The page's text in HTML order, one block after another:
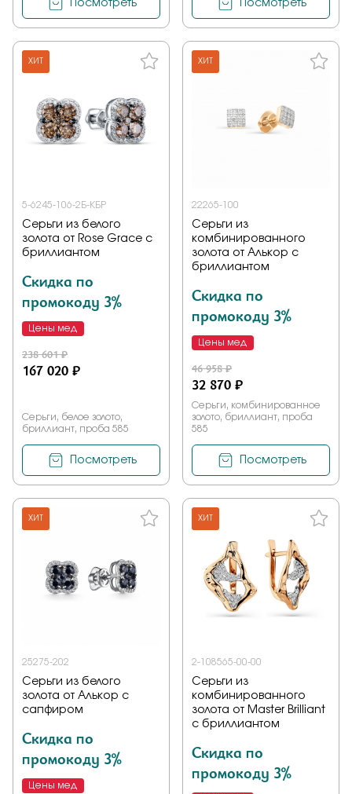
Посмотреть Посмотреть
ХИТ
5-6245-106-2Б-КБР
Серьги из белого
золота от Rose Grace с
бриллиантом
Скидка по
промокоду 3%
Цены мед
238 601 ₽
167 020 ₽
Серьги, белое золото,
бриллиант, проба 585
Посмотреть
ХИТ
22265-100
Серьги из
комбинированного
золота от Алькор с
бриллиантом
Скидка по
промокоду 3%
Цены мед
46 958 ₽
32 870 ₽
Серьги, комбинированное
золото, бриллиант, проба
585
Посмотреть
ХИТ
25275-202
Серьги из белого
золота от Алькор с
сапфиром
Скидка по
промокоду 3%
Цены мед
ХИТ
2-108565-00-00
Серьги из
комбинированного
золота от Master Brilliant
с бриллиантом
Скидка по
промокоду 3%